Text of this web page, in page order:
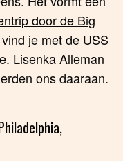
door de Big
je met de USS
Lisenka Alleman
ons daaraan.